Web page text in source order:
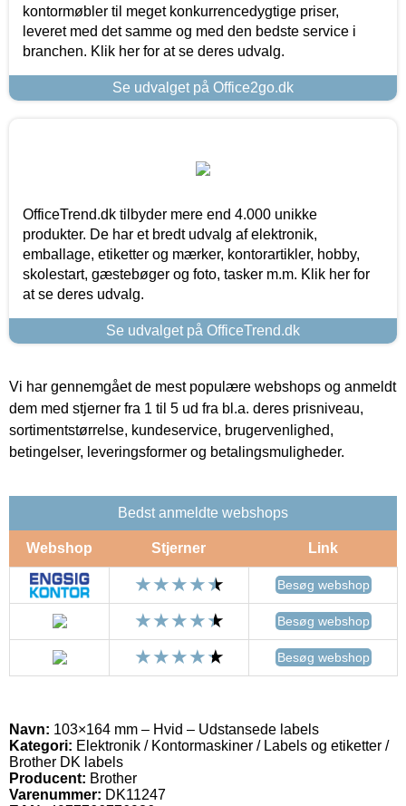
kontormøbler til meget konkurrencedygtige priser,
leveret med det samme og med den bedste service i
branchen. Klik her for at se deres udvalg.
Se udvalget på Office2go.dk
OfficeTrend.dk tilbyder mere end 4.000 unikke
produkter. De har et bredt udvalg af elektronik,
emballage, etiketter og mærker, kontorartikler, hobby,
skolestart, gæstebøger og foto, tasker m.m. Klik her for
at se deres udvalg.
Se udvalget på OfficeTrend.dk
Vi har gennemgået de mest populære webshops og anmeldt
dem med stjerner fra 1 til 5 ud fra bl.a. deres prisniveau,
sortimentstørrelse, kundeservice, brugervenlighed,
betingelser, leveringsformer og betalingsmuligheder.
Bedst anmeldte webshops
Webshop Stjerner Link
Besøg webshop
Besøg webshop
Besøg webshop
Navn: 103×164 mm – Hvid – Udstansede labels
Kategori: Elektronik / Kontormaskiner / Labels og etiketter /
Brother DK labels
Producent: Brother
Varenummer: DK11247